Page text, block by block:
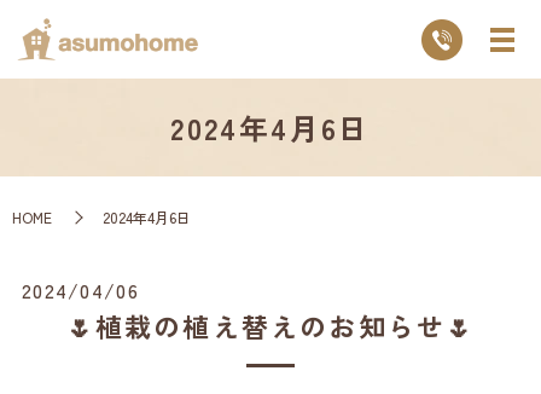
2024年4月6日
HOME 2024年4月6日
2024/04/06
🌷植栽の植え替えのお知らせ🌷